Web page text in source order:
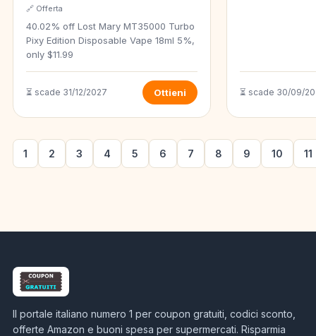
🔗 Offerta
40.02% off Lost Mary MT35000 Turbo
Pixy Edition Disposable Vape 18ml 5%,
only $11.99
⏳ scade 31/12/2027 Ottieni ⏳ scade 30/09/
1 2 3 4 5 6 7 8 9 10 11
Il portale italiano numero 1 per coupon gratuiti, codici sconto,
offerte Amazon e buoni spesa per supermercati. Risparmia